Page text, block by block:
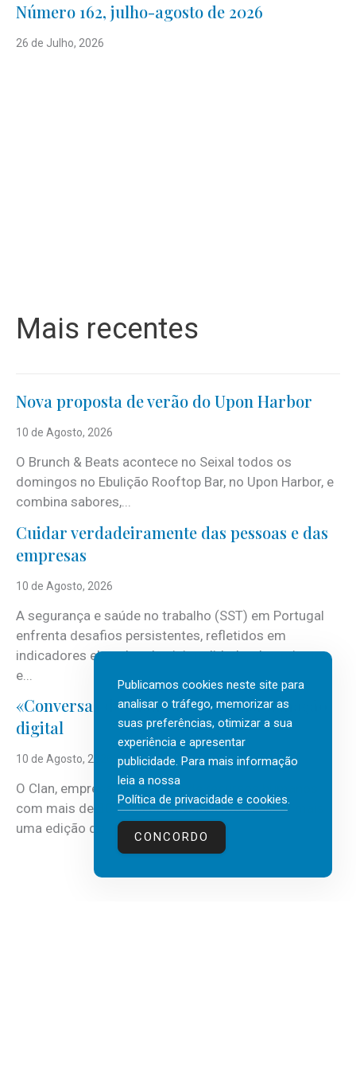
Número 162, julho-agosto de 2026
26 de Julho, 2026
Mais recentes
Nova proposta de verão do Upon Harbor
10 de Agosto, 2026
O Brunch & Beats acontece no Seixal todos os
domingos no Ebulição Rooftop Bar, no Upon Harbor, e
combina sabores,...
Cuidar verdadeiramente das pessoas e das
empresas
10 de Agosto, 2026
A segurança e saúde no trabalho (SST) em Portugal
enfrenta desafios persistentes, refletidos em
indicadores elevados de sinistralidade, absentismo
e...
«Conversas do Clan» sobre transformação
digital
10 de Agosto, 2026
O Clan, empresa portuguesa de recursos humanos
com mais de 30 anos de atividade, vai realizar mais
uma edição do...
Publicamos cookies neste site para
analisar o tráfego, memorizar as
suas preferências, otimizar a sua
experiência e apresentar
publicidade. Para mais informação
leia a nossa
Política de privacidade e cookies.
CONCORDO